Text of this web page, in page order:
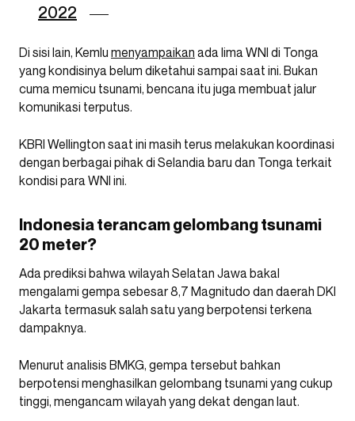
2022
Di sisi lain, Kemlu menyampaikan ada lima WNI di Tonga
yang kondisinya belum diketahui sampai saat ini. Bukan
cuma memicu tsunami, bencana itu juga membuat jalur
komunikasi terputus.
KBRI Wellington saat ini masih terus melakukan koordinasi
dengan berbagai pihak di Selandia baru dan Tonga terkait
kondisi para WNI ini.
Indonesia terancam gelombang tsunami
20 meter?
Ada prediksi bahwa wilayah Selatan Jawa bakal
mengalami gempa sebesar 8,7 Magnitudo dan daerah DKI
Jakarta termasuk salah satu yang berpotensi terkena
dampaknya.
Menurut analisis BMKG, gempa tersebut bahkan
berpotensi menghasilkan gelombang tsunami yang cukup
tinggi, mengancam wilayah yang dekat dengan laut.